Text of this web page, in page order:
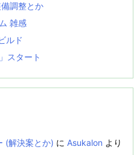
調整とか
雑感
ルド
スタート
(解決案とか) に Asukalon より